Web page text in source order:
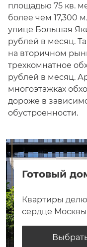
площадью 75 кв.
более чем 17,300
улице Большая
рублей в месяц.
на вторичном
трехкомнатное
рублей в месяц.
многоэтажках
дороже в
обустроенности.
Готовый
Квартиры
сердце Москвы